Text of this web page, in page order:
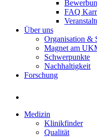
FAQ
Über uns
Organisation &
Magnet am
Schwerpunkte
Nachhaltigkeit
Forschung
Medizin
Klinikfinder
Qualität